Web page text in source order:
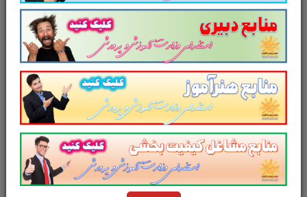
جزوهکار تیمی خود مدیریتی و مهارت
های ارتباطیویژه کانون بحث گروهی
کامل ترین مجموعه گردآوری شده
آمادگی در حیطه طرح درس نویسی و
طراحی سناریو آموزشی
pdf